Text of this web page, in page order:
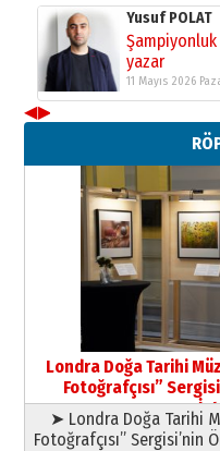
Yusuf POLAT
yazar
11 Mayıs 2026
Neşat YALÇIN
Paranın Aile
03 Ağustos 2026 Pazartesi
Yıldırım
HAVVA’NIN
09 Temmuz 2026
Yusuf POLAT
yazar
11 Mayıs 2026
◀▶
Londra Doğa Tarihi
Fotoğrafçısı”
➤ Londra Doğa Tarihi
Fotoğrafçısı” Sergisi’nin